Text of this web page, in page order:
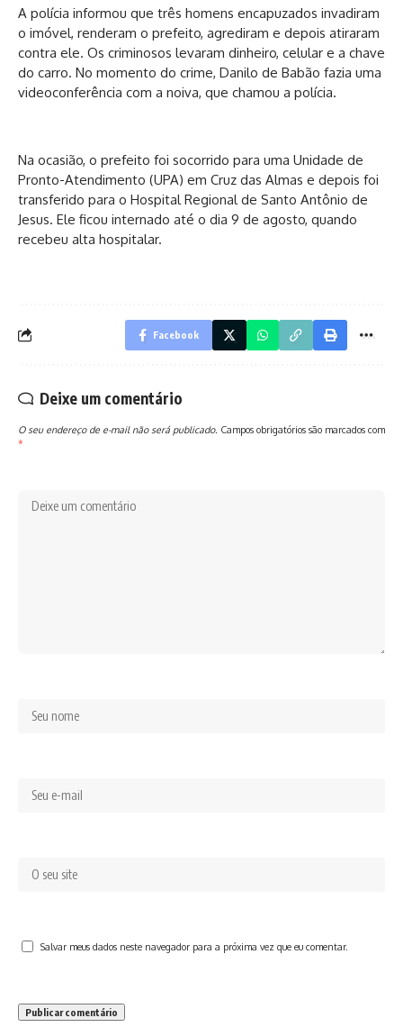
A polícia informou que três homens encapuzados invadiram
o imóvel, renderam o prefeito, agrediram e depois atiraram
contra ele. Os criminosos levaram dinheiro, celular e a chave
do carro. No momento do crime, Danilo de Babão fazia uma
videoconferência com a noiva, que chamou a polícia.
Na ocasião, o prefeito foi socorrido para uma Unidade de
Pronto-Atendimento (UPA) em Cruz das Almas e depois foi
transferido para o Hospital Regional de Santo Antônio de
Jesus. Ele ficou internado até o dia 9 de agosto, quando
recebeu alta hospitalar.
Facebook
Deixe um comentário
O seu endereço de e-mail não será publicado. Campos obrigatórios são marcados com
*
Salvar meus dados neste navegador para a próxima vez que eu comentar.